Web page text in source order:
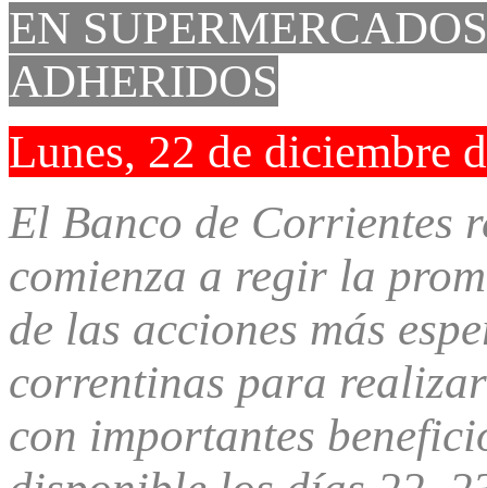
EN
ADHERIDOS
Lunes, 22 de diciembre
El Banco de Corrientes
comienza a regir la
de las acciones más
correntinas para
con importantes